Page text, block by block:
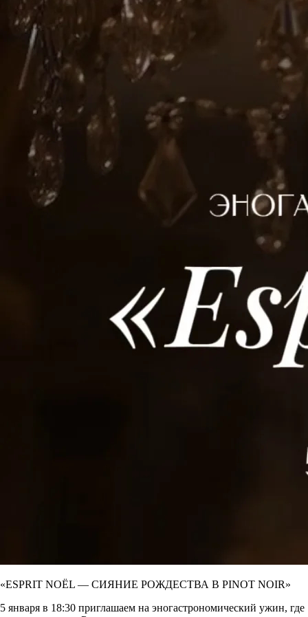
«ESPRIT NOËL — СИЯНИЕ РОЖДЕСТВА В PINOT NOIR»
5 января в 18:30 приглашаем на эногастрономический ужин, где